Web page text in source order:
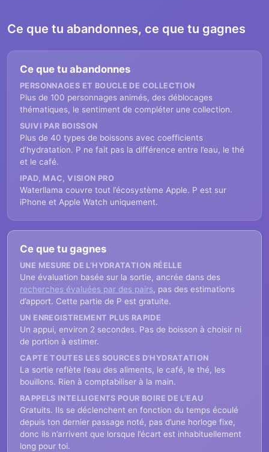
Ce que tu abandonnes, ce que tu gagnes
Ce que tu abandonnes
PERSONNAGES ET BOUCLE DE COLLECTION
Plus de 100 personnages animés, des déblocages
thématiques, le sentiment de compléter une collection.
SUIVI PAR BOISSON
Plus de 40 types de boissons avec coefficients
d’hydratation. P ne fait pas la différence entre l’eau, le thé
et le café.
IPAD, MAC, VISION PRO
Waterllama couvre tout l’écosystème Apple. P est sur
iPhone et Apple Watch uniquement.
Ce que tu gagnes
UNE MESURE DE L’HYDRATATION RÉELLE
Une évaluation basée sur la sortie, ancrée dans des
recherches évaluées par des pairs, pas des estimations
d’apport. Cette partie de P est gratuite.
UN ENREGISTREMENT PLUS RAPIDE
Un appui, environ 2 secondes. Pas de boisson à choisir ni
de portion à estimer.
CAPTE TOUTES LES SOURCES D’HYDRATATION
La sortie reflète l’eau des aliments, le café, le thé, les
bouillons. Rien à comptabiliser à la main.
RAPPELS INTELLIGENTS POUR BOIRE DE L’EAU
Gratuits. Ils se déclenchent en fonction du temps écoulé
depuis ton dernier passage noté, pas d’une horloge fixe,
donc ils n’arrivent que lorsque l’écart est inhabituellement
long pour toi.